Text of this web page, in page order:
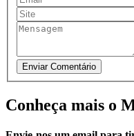
Conheça mais o